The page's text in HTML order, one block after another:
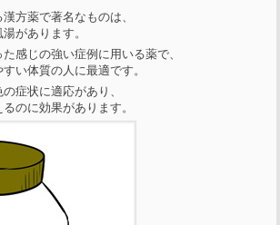
方薬で著名なものは、
があります。
感じの強い症例に用いる薬で、
い体質の人に最適です。
症状に適応があり、
のに効果があります。